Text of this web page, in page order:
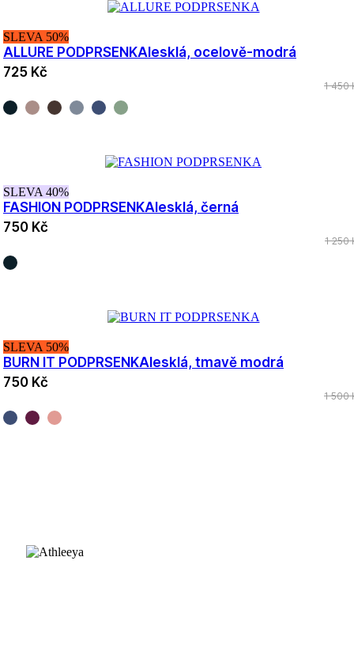
SLEVA 50%
ALLURE PODPRSENKA lesklá, ocelově-modrá
725 Kč
1 450
SLEVA 40%
FASHION PODPRSENKA lesklá, černá
750 Kč
1 250
SLEVA 50%
BURN IT PODPRSENKA lesklá, tmavě modrá
750 Kč
1 500